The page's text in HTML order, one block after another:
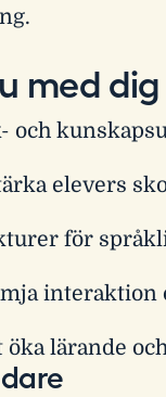
med dig
och
elevers
för
interaktion
lärande